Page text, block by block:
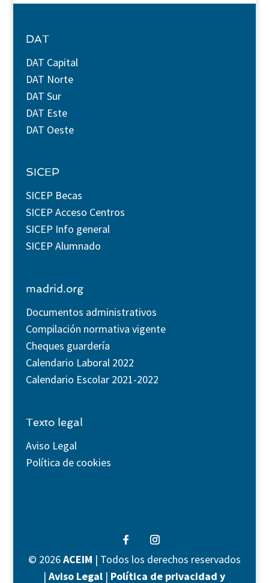
DAT
DAT Capital
DAT Norte
DAT Sur
DAT Este
DAT Oeste
SICEP
SICEP Becas
SICEP Acceso Centros
SICEP Info general
SICEP Alumnado
madrid.org
Documentos administrativos
Compilación normativa vigente
Cheques guardería
Calendario Laboral 2022
Calendario Escolar 2021-2022
Texto legal
Aviso Legal
Política de cookies
© 2026ACEIM | Todos los derechos reservados
|Aviso Legal | Política de privacidad y